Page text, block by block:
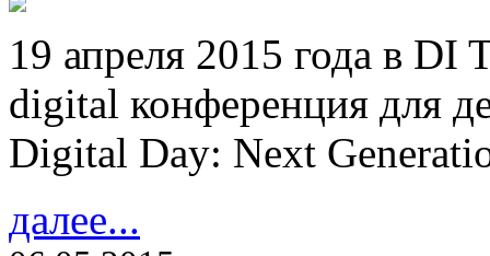
19 апреля 2015 года в DI
digital конференция для
Digital Day: Next
далее...